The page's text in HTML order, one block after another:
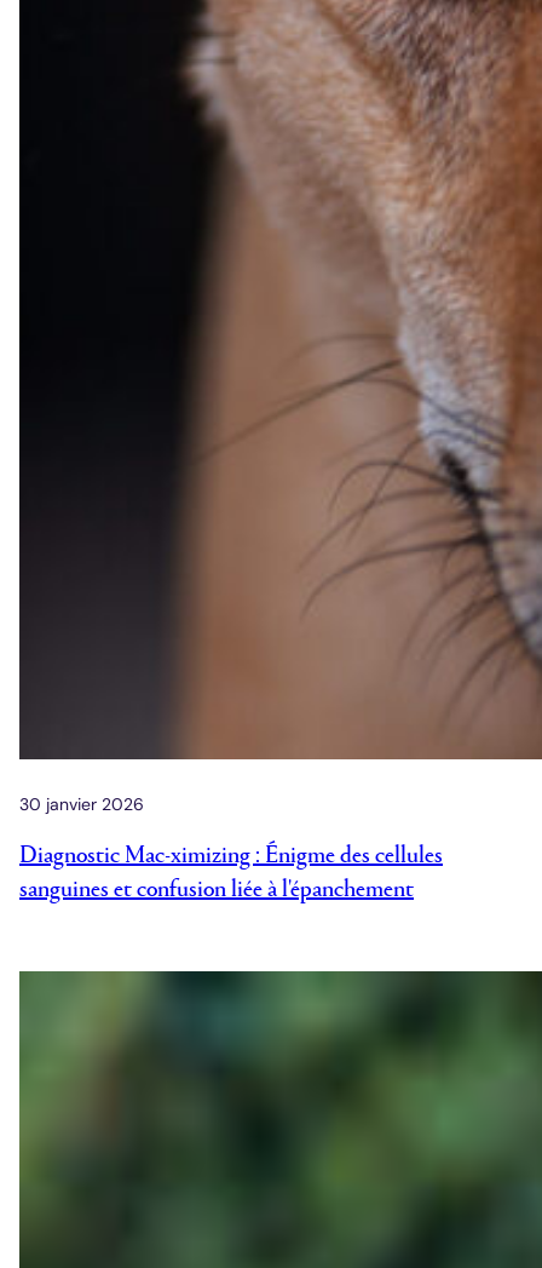
30 janvier 2026
Diagnostic Mac-ximizing : Énigme des cellules
sanguines et confusion liée à l'épanchement